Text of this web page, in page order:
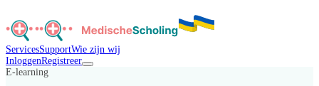
ServicesSupportWie zijn wij
InloggenRegistreer
E-learning